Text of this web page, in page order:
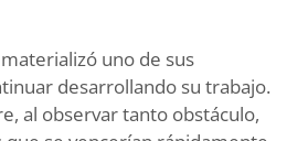
uno de sus
desarrollando su trabajo.
al observar tanto obstáculo,